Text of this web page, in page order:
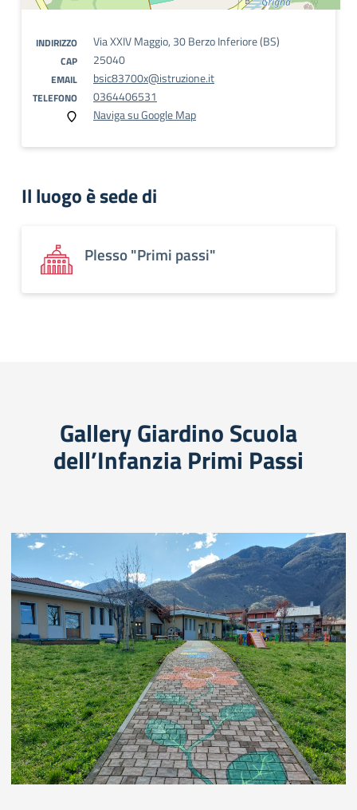
INDIRIZZO Via XXIV Maggio, 30 Berzo Inferiore (BS)
CAP 25040
EMAIL bsic83700x@istruzione.it
TELEFONO
0364406531
Naviga su Google Map
Il luogo è sede di
Plesso "Primi passi"
Gallery Giardino Scuola
dell’Infanzia Primi Passi